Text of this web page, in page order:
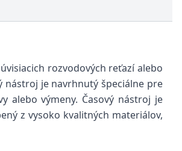
rozvodových reťazí alebo
nástroj je navrhnutý špeciálne pre
alebo výmeny. Časový nástroj je
z vysoko kvalitných materiálov,